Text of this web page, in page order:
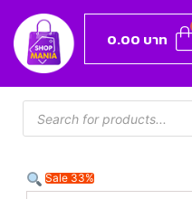
0.00 บาท
Sale 33%